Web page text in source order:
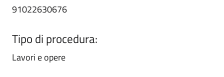
91022630676
Tipo di procedura:
Lavori e opere